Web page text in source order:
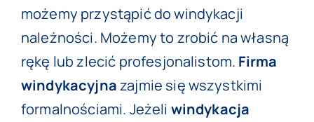
możemy przystąpić do windykacji
należności. Możemy to zrobić na własną
rękę lub zlecić profesjonalistom. Firma
windykacyjnazajmie się wszystkimi
formalnościami. Jeżeli windykacja